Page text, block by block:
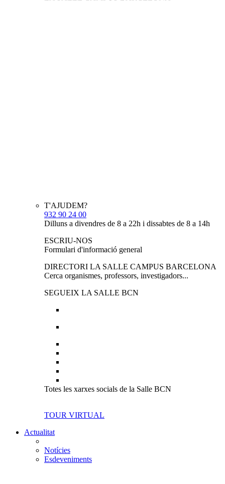
T'AJUDEM?
932 90 24 00
Dilluns a divendres de 8 a 22h i dissabtes de 8 a 14h
ESCRIU-NOS
Formulari d'informació general
DIRECTORI LA SALLE CAMPUS BARCELONA
Cerca organismes, professors, investigadors...
SEGUEIX LA SALLE BCN
Totes les xarxes socials de la Salle BCN
TOUR VIRTUAL
Actualitat
Notícies
Esdeveniments